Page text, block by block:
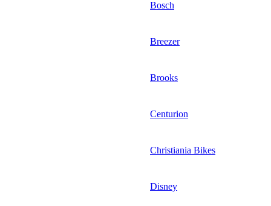
Bosch
Breezer
Brooks
Centurion
Christiania Bikes
Disney